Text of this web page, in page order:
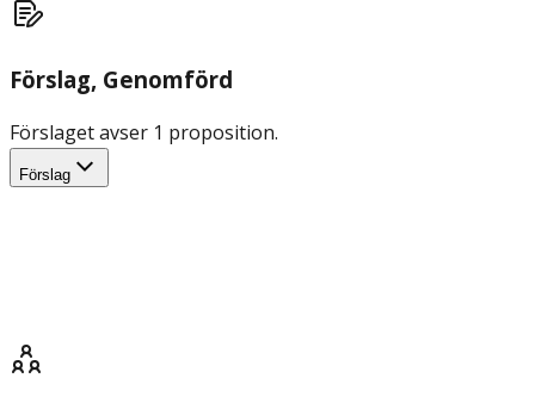
Förslag, Genomförd
Förslaget avser 1 proposition.
Förslag